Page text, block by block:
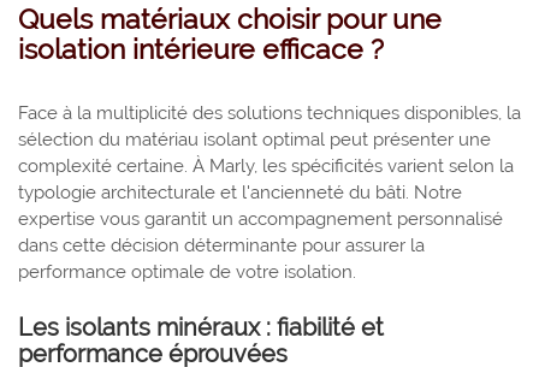
Quels matériaux choisir pour une
isolation intérieure efficace ?
Face à la multiplicité des solutions techniques disponibles, la
sélection du matériau isolant optimal peut présenter une
complexité certaine. À Marly, les spécificités varient selon la
typologie architecturale et l'ancienneté du bâti. Notre
expertise vous garantit un accompagnement personnalisé
dans cette décision déterminante pour assurer la
performance optimale de votre isolation.
Les isolants minéraux : fiabilité et
performance éprouvées